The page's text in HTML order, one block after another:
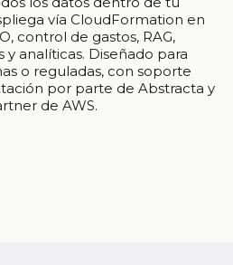
vía CloudFormation en
control de gastos, RAG,
analíticas. Diseñado para
o reguladas, con soporte
por parte de Abstracta y
de AWS.